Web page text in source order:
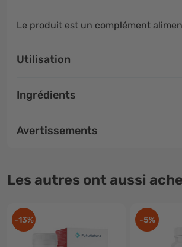
Le produit est un complément
Utilisation
Ingrédients
Avertissements
Les autres ont aussi
-13% -5%